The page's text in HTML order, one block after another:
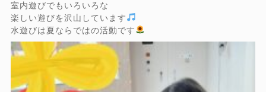
室内遊びでもいろいろな
楽しい遊びを沢山しています
水遊びは夏ならではの活動です